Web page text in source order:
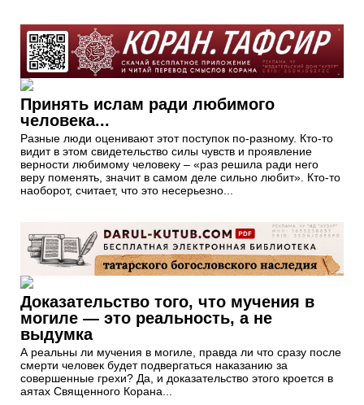
Принять ислам ради любимого
человека...
Разные люди оценивают этот поступок по-разному. Кто-то
видит в этом свидетельство силы чувств и проявление
верности любимому человеку – «раз решила ради него
веру поменять, значит в самом деле сильно любит». Кто-то
наоборот, считает, что это несерьезно...
Доказательство того, что мучения в
могиле — это реальность, а не
выдумка
А реальны ли мучения в могиле, правда ли что сразу после
смерти человек будет подвергаться наказанию за
совершенные грехи? Да, и доказательство этого кроется в
аятах Священного Корана...